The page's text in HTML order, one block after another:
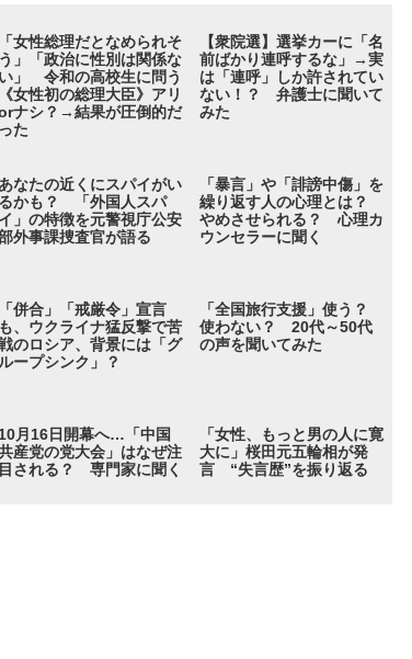
「女性総理だとなめられそ
う」「政治に性別は関係な
い」 令和の高校生に問う
《女性初の総理大臣》アリ
ナシ？→結果が圧倒的だ
った
【衆院選】選挙カーに「名
前ばかり連呼するな」→実
は「連呼」しか許されてい
ない！？ 弁護士に聞いて
みた
あなたの近くにスパイがい
るかも？ 「外国人スパ
イ」の特徴を元警視庁公安
外事課捜査官が語る
「暴言」や「誹謗中傷」を
繰り返す人の心理とは？
やめさせられる？ 心理カ
ウンセラーに聞く
「併合」「戒厳令」宣言
も、ウクライナ猛反撃で苦
のロシア、背景には「グ
ループシンク」？
「全国旅行支援」使う？
使わない？ 20代～50代
の声を聞いてみた
10月16日開幕へ…「中国
産党の党大会」はなぜ注
目される？ 専門家に聞く
「女性、もっと男の人に寛
大に」桜田元五輪相が発
言 “失言歴”を振り返る